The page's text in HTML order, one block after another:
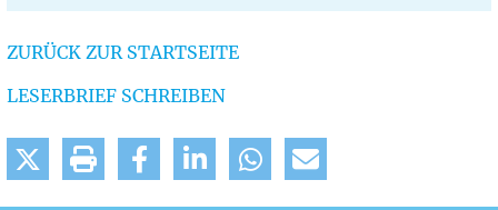
ZURÜCK ZUR STARTSEITE
LESERBRIEF SCHREIBEN